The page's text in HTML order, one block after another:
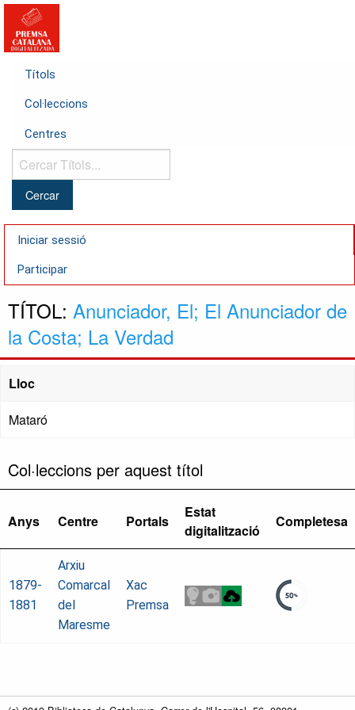
Títols
Col·leccions
Centres
Cercar
Títols...
Iniciar sessió
Participar
TÍTOL: Anunciador, El; El Anunciador de
la Costa; La Verdad
Lloc
Mataró
Col·leccions per aquest títol
Anys Centre Portals
Estat
digitalització
Completesa
1879-
1881
Arxiu
Comarcal
del
Maresme
Xac
Premsa